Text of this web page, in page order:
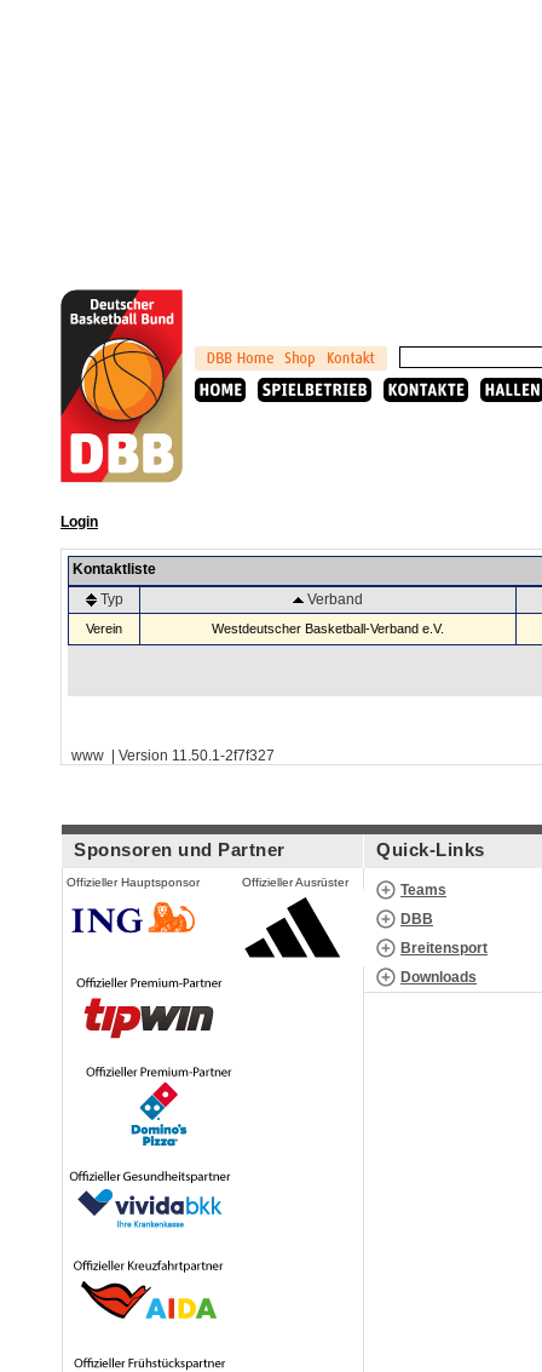
Login
Kontaktliste
Typ
Verband
Verein Westdeutscher Basketball-Verband e.V.
www | Version 11.50.1-2f7f327
Sponsoren und Partner
Offizieller Hauptsponsor Offizieller Ausrüster
Quick-Links
Teams
DBB
Breitensport
Downloads